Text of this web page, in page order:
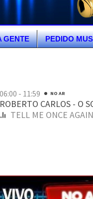
GENTE PEDIDO